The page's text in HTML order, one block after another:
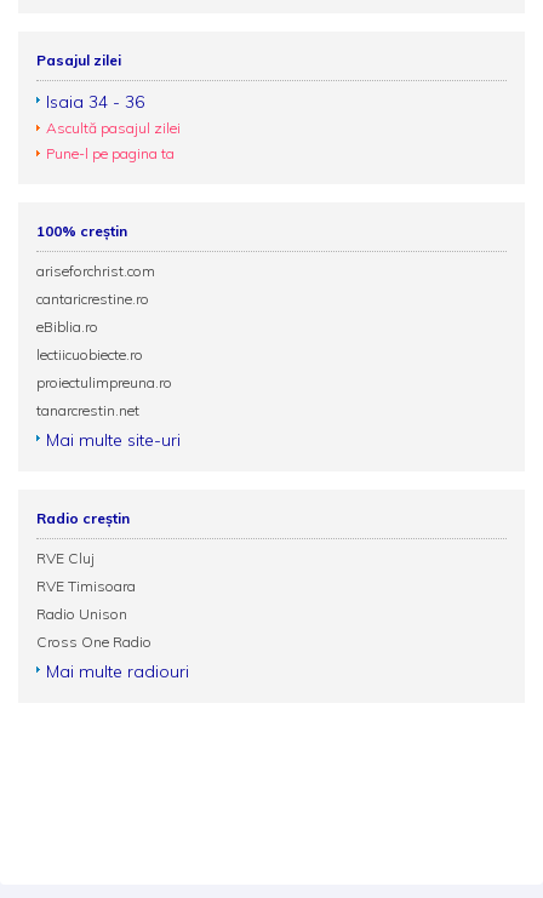
Pasajul zilei
Isaia 34 - 36
Ascultă pasajul zilei
Pune-l pe pagina ta
100% creștin
ariseforchrist.com
cantaricrestine.ro
eBiblia.ro
lectiicuobiecte.ro
proiectulimpreuna.ro
tanarcrestin.net
Mai multe site-uri
Radio creștin
RVE Cluj
RVE Timisoara
Radio Unison
Cross One Radio
Mai multe radiouri